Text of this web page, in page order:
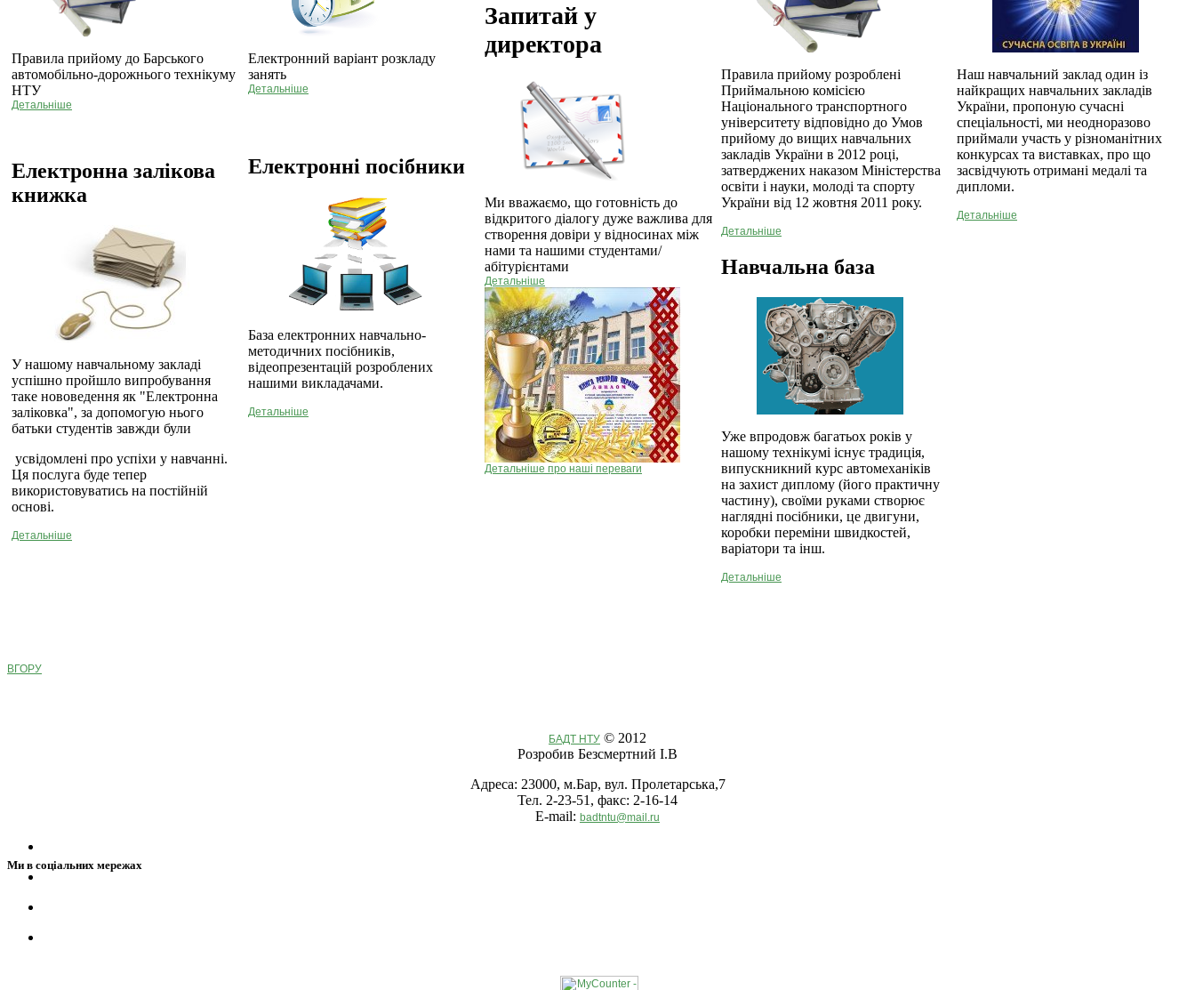
Правила прийому до Барського
автомобільно-дорожнього технікуму
НТУ
Детальніше
Електронна залікова
книжка
У нашому навчальному закладі
успішно пройшло випробування
таке нововедення як "Електронна
заліковка", за допомогую нього
батьки студентів завжди були
усвідомлені про успіхи у навчанні.
Ця послуга буде тепер
використовуватись на постійній
основі.
Детальніше
Електронний варіант розкладу
занять
Детальніше
Електронні посібники
База електронних навчально-
методичних посібників,
відеопрезентацій розроблених
нашими викладачами.
Детальніше
Запитай у
директора
Ми вважаємо, що готовність до
відкритого діалогу дуже важлива для
створення довіри у відносинах між
нами та нашими студентами/
абітурієнтами
Детальніше
Детальніше про наші переваги
Правила прийому розроблені
Приймальною комісією
Національного транспортного
університету відповідно до Умов
прийому до вищих навчальних
закладів України в 2012 році,
затверджених наказом Міністерства
освіти і науки, молоді та спорту
України від 12 жовтня 2011 року.
Детальніше
Навчальна база
Уже впродовж багатьох років у
нашому технікумі існує традиція,
випускникний курс автомеханіків
на захист диплому (його практичну
частину), своїми руками створює
наглядні посібники, це двигуни,
коробки переміни швидкостей,
варіатори та інш.
Детальніше
Наш навчальний заклад один із
найкращих навчальних закладів
України, пропоную сучасні
спеціальності, ми неодноразово
приймали участь у різноманітних
конкурсах та виставках, про що
засвідчують отримані медалі та
дипломи.
Детальніше
ВГОРУ
БАДТ НТУ © 2012
Розробив Безсмертний І.В
Адреса: 23000, м.Бар, вул. Пролетарська,7
Тел. 2-23-51, факс: 2-16-14
E-mail: badtntu@mail.ru
Ми в соціальних мережах